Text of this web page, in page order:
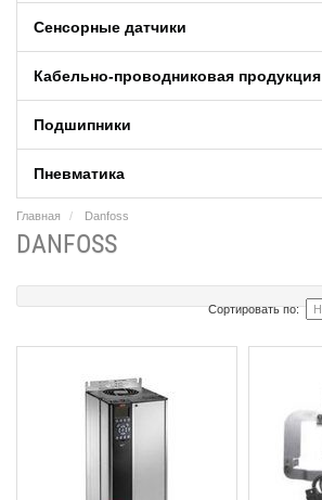
Сенсорные датчики
Кабельно-проводниковая продукция
Подшипники
Пневматика
Главная Danfoss
DANFOSS
Сортировать по: